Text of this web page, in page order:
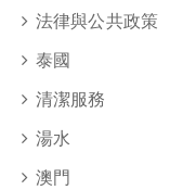
法律與公共政策
泰國
清潔服務
湯水
澳門